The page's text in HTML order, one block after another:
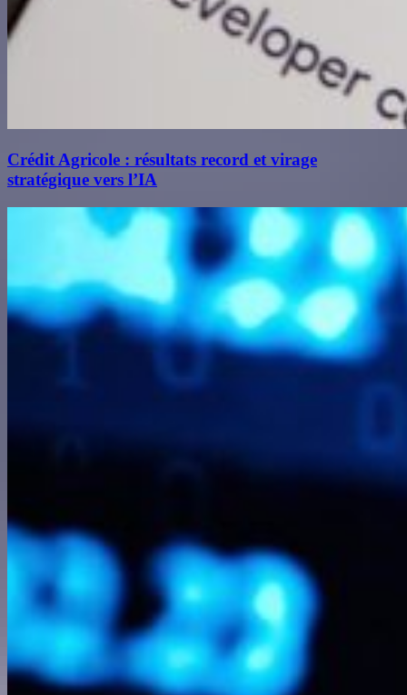
Crédit Agricole : résultats record et virage
stratégique vers l’IA